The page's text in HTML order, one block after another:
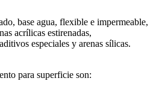
base agua, flexible e impermeable,
acrílicas estirenadas,
especiales y arenas sílicas.
para superficie son: